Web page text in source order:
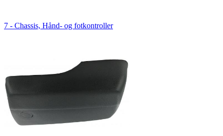
7 - Chassis, Hånd- og fotkontroller